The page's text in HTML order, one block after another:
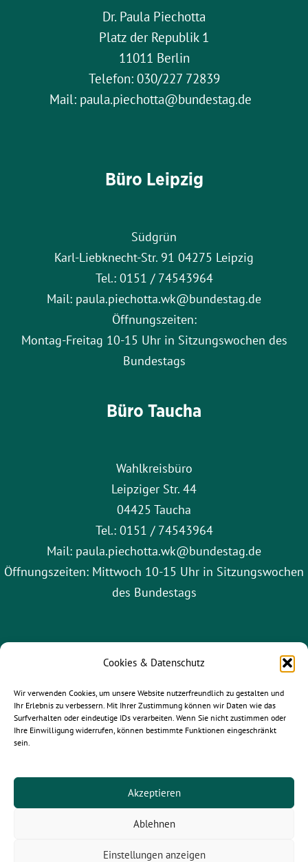
Cookies & Datenschutz
Wir verwenden Cookies, um unsere Website nutzerfreundlich zu gestalten und
Ihr Erlebnis zu verbessern. Mit Ihrer Zustimmung können wir Daten wie das
Surfverhalten oder eindeutige IDs verarbeiten. Wenn Sie nicht zustimmen oder
Ihre Einwilligung widerrufen, können bestimmte Funktionen eingeschränkt
sein.
Akzeptieren
Ablehnen
Einstellungen anzeigen
Dr. Paula Piechotta
Platz der Republik 1
11011 Berlin
Telefon: 030/227 72839
Mail: paula.piechotta@bundestag.de
Büro Leipzig
Südgrün
Karl-Liebknecht-Str. 91 04275 Leipzig
Tel.: 0151 / 74543964
Mail: paula.piechotta.wk@bundestag.de
Öffnungszeiten:
Montag-Freitag 10-15 Uhr in Sitzungswochen des
Bundestags
Büro Taucha
Wahlkreisbüro
Leipziger Str. 44
04425 Taucha
Tel.: 0151 / 74543964
Mail: paula.piechotta.wk@bundestag.de
Öffnungszeiten: Mittwoch 10-15 Uhr in Sitzungswochen
des Bundestags
Paula Piechotta MdB - Alle Rechte vorbehalten.